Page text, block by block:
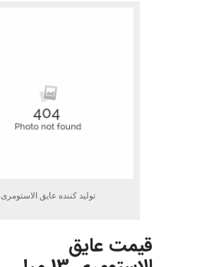
تولید کننده عایق الاستومری
قیمت عایق